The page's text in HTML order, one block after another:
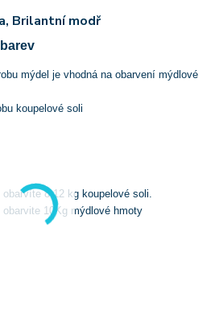
Brilantní modř
mýdel je vhodná na obarvení mýdlové
koupelové soli
8-12 kg koupelové soli.
10Kg mýdlové hmoty